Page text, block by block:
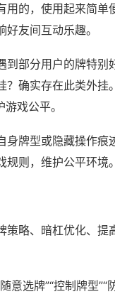
用的，使用起来简单
友间互动乐趣。
到部分用户的牌特别
？确实存在此类外挂
戏公平。
牌型或隐藏操作痕
则，维护公平环境。
略、暗杠优化、提
选牌”“控制牌型”“